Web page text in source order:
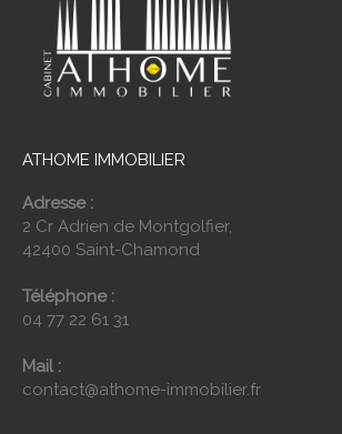
ATHOME IMMOBILIER
Adresse :
2 Cr Adrien de Montgolfier,
42400 Saint-Chamond
Téléphone :
04 77 22 61 31
Mail :
contact@athome-immobilier.fr